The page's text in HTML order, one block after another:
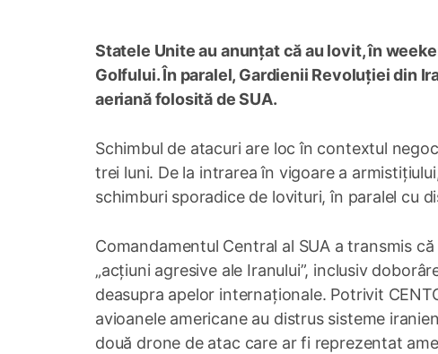
Statele Unite au anunțat că au lovit, în
Golfului. În paralel, Gardienii Revoluției din
aeriană folosită de SUA.
Schimbul de atacuri are loc în contextul
trei luni. De la intrarea în vigoare a
schimburi sporadice de lovituri, în paralel cu
Comandamentul Central al SUA a transmis
„acțiuni agresive ale Iranului”, inclusiv
deasupra apelor internaționale. Potrivit
avioanele americane au distrus sisteme
două drone de atac care ar fi reprezentat